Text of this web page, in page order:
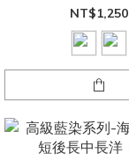
NT$1,250